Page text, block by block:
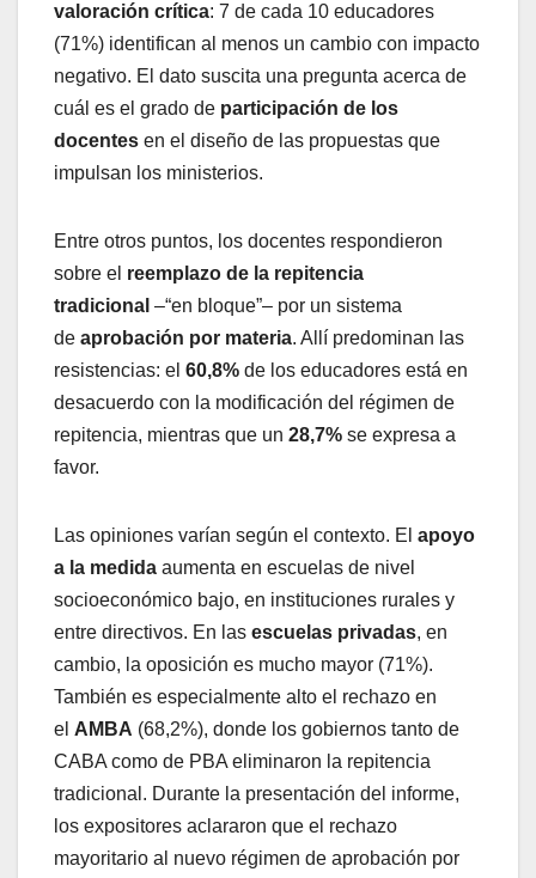
valoración crítica: 7 de cada 10 educadores
(71%) identifican al menos un cambio con impacto
negativo. El dato suscita una pregunta acerca de
cuál es el grado de participación de los
docentes en el diseño de las propuestas que
impulsan los ministerios.
Entre otros puntos, los docentes respondieron
sobre el reemplazo de la repitencia
tradicional –“en bloque”– por un sistema
de aprobación por materia. Allí predominan las
resistencias: el 60,8% de los educadores está en
desacuerdo con la modificación del régimen de
repitencia, mientras que un 28,7% se expresa a
favor.
Las opiniones varían según el contexto. El apoyo
a la medida aumenta en escuelas de nivel
socioeconómico bajo, en instituciones rurales y
entre directivos. En las escuelas privadas, en
cambio, la oposición es mucho mayor (71%).
También es especialmente alto el rechazo en
el AMBA (68,2%), donde los gobiernos tanto de
CABA como de PBA eliminaron la repitencia
tradicional. Durante la presentación del informe,
los expositores aclararon que el rechazo
mayoritario al nuevo régimen de aprobación por